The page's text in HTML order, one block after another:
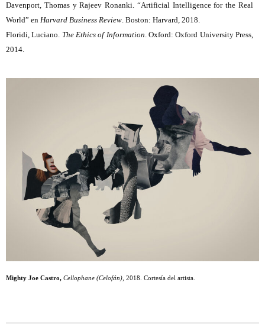
Davenport, Thomas y Rajeev Ronanki. “Artificial Intelligence for the Real
World” en Harvard Business Review. Boston: Harvard, 2018.
Floridi, Luciano. The Ethics of Information. Oxford: Oxford University Press,
2014.
Mighty Joe Castro, Cellophane (Celofán), 2018. Cortesía del artista.